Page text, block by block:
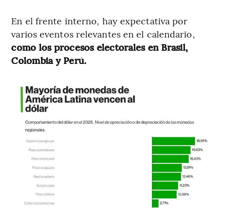
En el frente interno, hay expectativa por
varios eventos relevantes en el calendario,
como los procesos electorales en Brasil,
Colombia y Perú.